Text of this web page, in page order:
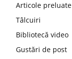
Articole preluate
Tâlcuiri
Bibliotecă video
Gustări de post